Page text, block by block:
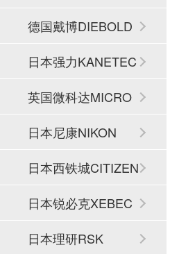
德国戴博DIEBOLD
日本强力KANETEC
英国微科达MICRO
SET
日本尼康NIKON
日本西铁城CITIZEN
日本锐必克XEBEC
日本理研RSK